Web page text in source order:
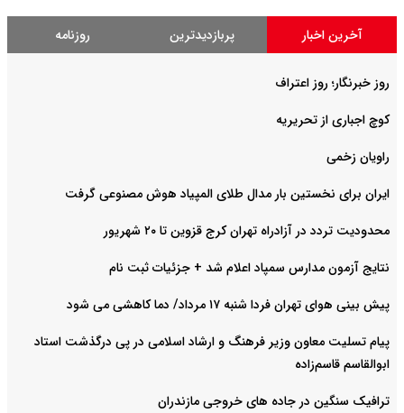
آخرین اخبار پربازدیدترین روزنامه
روز خبرنگار؛ روز اعتراف
کوچ اجباری از تحریریه
راویان زخمی
ایران برای نخستین بار مدال طلای المپیاد هوش مصنوعی گرفت
محدودیت تردد در آزادراه تهران کرج قزوین تا ۲۰ شهریور
نتایج آزمون مدارس سمپاد اعلام شد + جزئیات ثبت نام
پیش بینی هوای تهران فردا شنبه ۱۷ مرداد/ دما کاهشی می شود
پیام تسلیت معاون وزیر فرهنگ و ارشاد اسلامی در پی درگذشت استاد
ابوالقاسم قاسم‌زاده
ترافیک سنگین در جاده های خروجی مازندران